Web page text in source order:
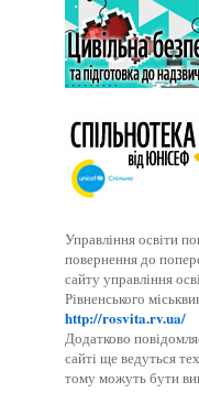
Управління освіти
повернення до
сайту управління
Рівненського
http://rosvita.rv.ua/
Додатково
сайті ще ведуться
тому можуть бути